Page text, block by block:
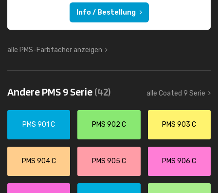
Info / Bestellung
alle PMS-Farbfächer anzeigen
Andere PMS 9 Serie(42) alle Coated 9 Serie
PMS 901 C PMS 902 C PMS 903 C
PMS 904 C PMS 905 C PMS 906 C